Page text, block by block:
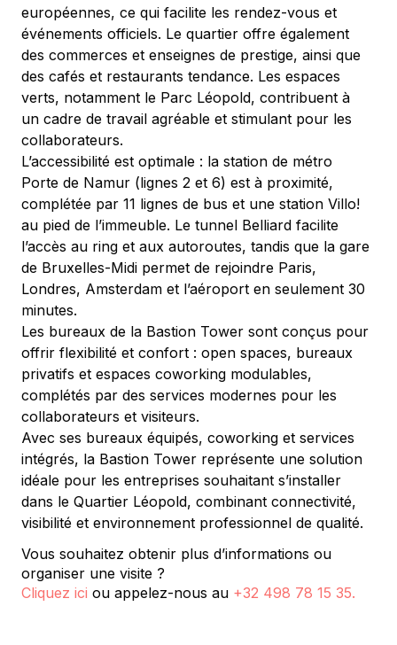
européennes, ce qui facilite les rendez-vous et
événements officiels. Le quartier offre également
des commerces et enseignes de prestige, ainsi que
des cafés et restaurants tendance. Les espaces
verts, notamment le Parc Léopold, contribuent à
un cadre de travail agréable et stimulant pour les
collaborateurs.
L’accessibilité est optimale : la station de métro
Porte de Namur (lignes 2 et 6) est à proximité,
complétée par 11 lignes de bus et une station Villo!
au pied de l’immeuble. Le tunnel Belliard facilite
l’accès au ring et aux autoroutes, tandis que la gare
de Bruxelles-Midi permet de rejoindre Paris,
Londres, Amsterdam et l’aéroport en seulement 30
minutes.
Les bureaux de la Bastion Tower sont conçus pour
offrir flexibilité et confort : open spaces, bureaux
privatifs et espaces coworking modulables,
complétés par des services modernes pour les
collaborateurs et visiteurs.
Avec ses bureaux équipés, coworking et services
intégrés, la Bastion Tower représente une solution
idéale pour les entreprises souhaitant s’installer
dans le Quartier Léopold, combinant connectivité,
visibilité et environnement professionnel de qualité.
Vous souhaitez obtenir plus d’informations ou
organiser une visite ?
Cliquez ici ou appelez-nous au +32 498 78 15 35.